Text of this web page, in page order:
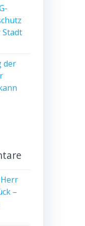
Stadt
der
Herr
–